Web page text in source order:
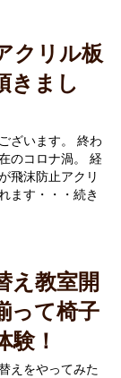
クリル板
きまし
ざいます。 終わ
のコロナ渦。 経
飛沫防止アクリ
ます・・・続き
え教室開
って椅子
験！
えをやってみた